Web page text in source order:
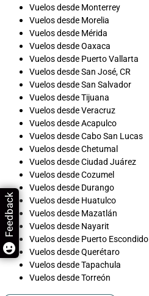
Vuelos desde Monterrey
Vuelos desde Morelia
Vuelos desde Mérida
Vuelos desde Oaxaca
Vuelos desde Puerto Vallarta
Vuelos desde San José, CR
Vuelos desde San Salvador
Vuelos desde Tijuana
Vuelos desde Veracruz
Vuelos desde Acapulco
Vuelos desde Cabo San Lucas
Vuelos desde Chetumal
Vuelos desde Ciudad Juárez
Vuelos desde Cozumel
Vuelos desde Durango
Vuelos desde Huatulco
Vuelos desde Mazatlán
Vuelos desde Nayarit
Vuelos desde Puerto Escondido
Vuelos desde Querétaro
Vuelos desde Tapachula
Vuelos desde Torreón
Feedback